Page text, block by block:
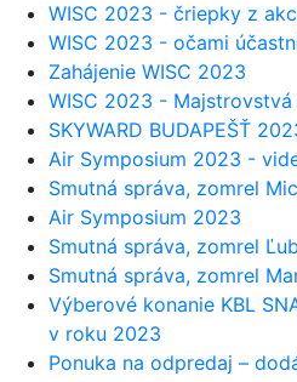
WISC 2023 - čriepky z
WISC 2023 - očami
Zahájenie WISC 2023
WISC 2023 -
SKYWARD BUDAPEŠŤ
Air Symposium 2023 -
Smutná správa, zomrel
Air Symposium 2023
Smutná správa, zomrel
Smutná správa, zomrel
Výberové konanie KBL
v roku 2023
Ponuka na odpredaj –